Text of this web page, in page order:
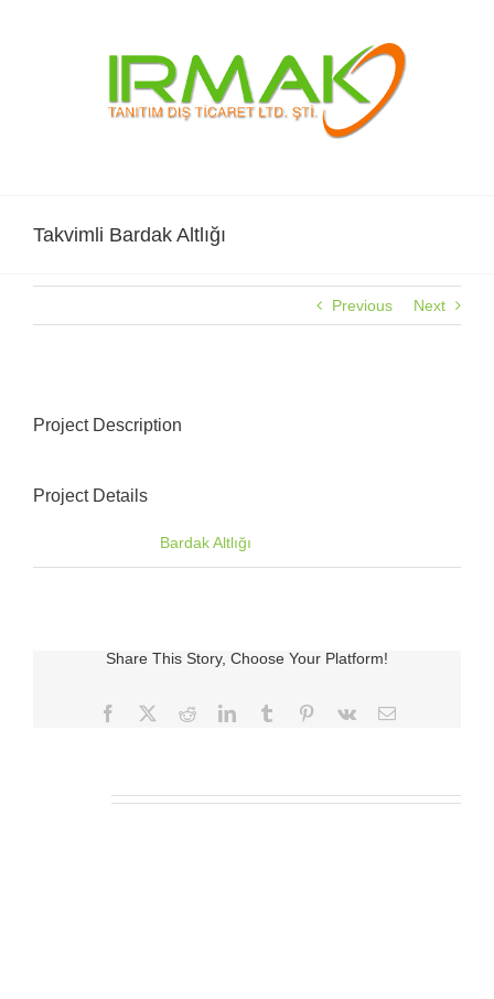
Takvimli Bardak Altlığı
Previous Next
Project Description
Project Details
Bardak Altlığı
Share This Story, Choose Your Platform!
Facebook RedditLinkedInTumblr Pinterest
Vk
E-